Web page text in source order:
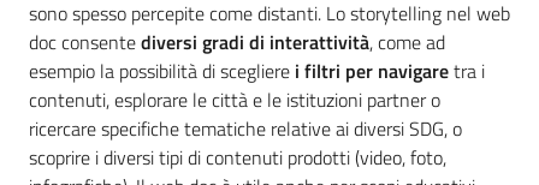
sono spesso percepite come distanti. Lo storytelling nel web
doc consentediversi gradi di interattività, come ad
esempio la possibilità di scegliere i filtri per navigaretra i
contenuti, esplorare le città e le istituzioni partner o
ricercare specifiche tematiche relative ai diversi SDG, o
scoprire i diversi tipi di contenuti prodotti (video, foto,